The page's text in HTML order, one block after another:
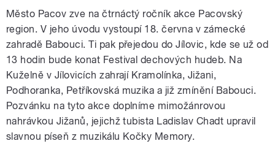
Město Pacov zve na čtrnáctý ročník akce Pacovský
region. V jeho úvodu vystoupí 18. června v zámecké
zahradě Babouci. Ti pak přejedou do Jílovic, kde se už od
13 hodin bude konat Festival dechových hudeb. Na
Kuželně v Jílovicích zahrají Kramolínka, Jižani,
Podhoranka, Petříkovská muzika a již zmínění Babouci.
Pozvánku na tyto akce doplníme mimožánrovou
nahrávkou Jižanů, jejichž tubista Ladislav Chadt upravil
slavnou píseň z muzikálu Kočky Memory.